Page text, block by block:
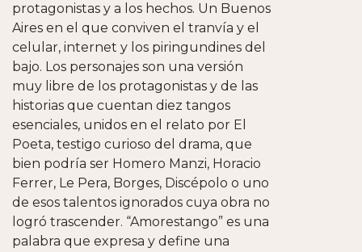
protagonistas y a los hechos. Un Buenos
Aires en el que conviven el tranvía y el
celular, internet y los piringundines del
bajo. Los personajes son una versión
muy libre de los protagonistas y de las
historias que cuentan diez tangos
esenciales, unidos en el relato por El
Poeta, testigo curioso del drama, que
bien podría ser Homero Manzi, Horacio
Ferrer, Le Pera, Borges, Discépolo o uno
de esos talentos ignorados cuya obra no
logró trascender. “Amorestango” es una
palabra que expresa y define una